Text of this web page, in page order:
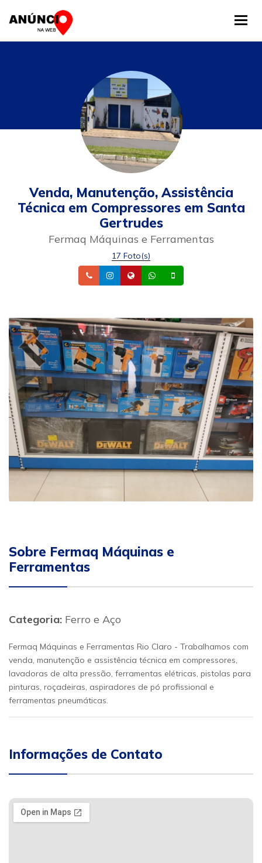
Venda, Manutenção, Assistência
Técnica em Compressores em Santa
Gertrudes
Fermaq Máquinas e Ferramentas
17 Foto(s)
TelefoneInstagram
Site Whatsapp
Sobre Fermaq Máquinas e
Ferramentas
Categoria: Ferro e Aço
Fermaq Máquinas e Ferramentas Rio Claro - Trabalhamos com
venda, manutenção e assistência técnica em compressores,
lavadoras de alta pressão, ferramentas elétricas, pistolas para
pinturas, roçadeiras, aspiradores de pó profissional e
ferramentas pneumáticas.
Informações de Contato